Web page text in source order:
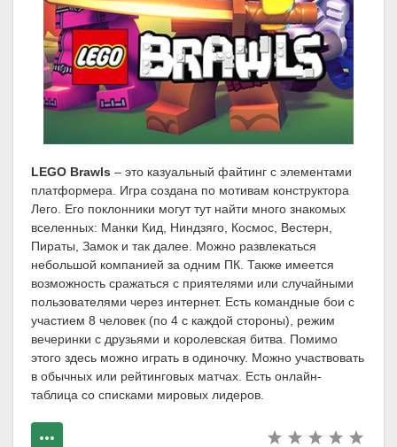
LEGO Brawls – это казуальный файтинг с элементами
платформера. Игра создана по мотивам конструктора
Лего. Его поклонники могут тут найти много знакомых
вселенных: Манки Кид, Ниндзяго, Космос, Вестерн,
Пираты, Замок и так далее. Можно развлекаться
небольшой компанией за одним ПК. Также имеется
возможность сражаться с приятелями или случайными
пользователями через интернет. Есть командные бои с
участием 8 человек (по 4 с каждой стороны), режим
вечеринки с друзьями и королевская битва. Помимо
этого здесь можно играть в одиночку. Можно участвовать
в обычных или рейтинговых матчах. Есть онлайн-
таблица со списками мировых лидеров.